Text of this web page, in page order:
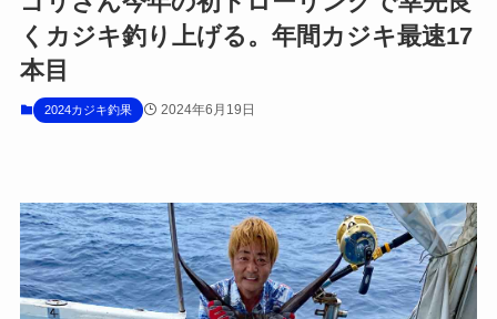
くカジキ釣り上げる。年間カジキ最速17
本目
2024カジキ釣果 2024年6月19日